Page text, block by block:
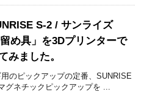
S-2 / サンライズ
め具」を3Dプリンターで
みました。
のピックアップの定番、SUNRISE
グネチックピックアップを ...